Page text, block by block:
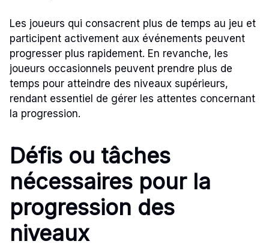
Les joueurs qui consacrent plus de temps au jeu et
participent activement aux événements peuvent
progresser plus rapidement. En revanche, les
joueurs occasionnels peuvent prendre plus de
temps pour atteindre des niveaux supérieurs,
rendant essentiel de gérer les attentes concernant
la progression.
Défis ou tâches
nécessaires pour la
progression des
niveaux